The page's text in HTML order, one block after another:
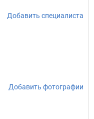
Добавить специалиста
Добавить фотографии